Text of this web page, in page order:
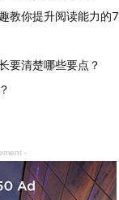
教你提升阅读能力的7
要清楚哪些要点？
-